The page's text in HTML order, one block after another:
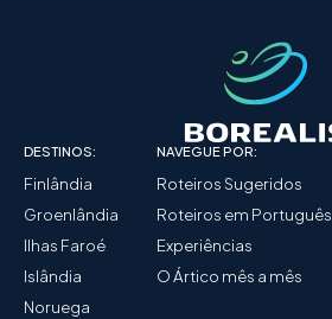
DESTINOS:
Finlândia
Groenlândia
Ilhas Faroé
Islândia
Noruega
NAVEGUE POR:
Roteiros Sugeridos
Roteiros em Português
Experiências
O Ártico mês a mês